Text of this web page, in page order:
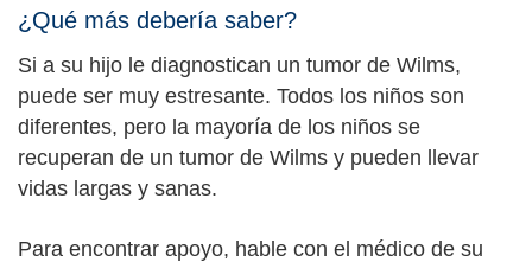
¿Qué más debería saber?
Si a su hijo le diagnostican un tumor de Wilms,
puede ser muy estresante. Todos los niños son
diferentes, pero la mayoría de los niños se
recuperan de un tumor de Wilms y pueden llevar
vidas largas y sanas.
Para encontrar apoyo, hable con el médico de su